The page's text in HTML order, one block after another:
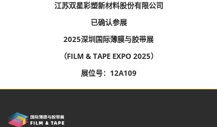
江苏双星彩塑新材料股份有限公司
已确认参展
2025深圳国际薄膜与胶带展
（FILM & TAPE EXPO 2025）
展位号：12A109